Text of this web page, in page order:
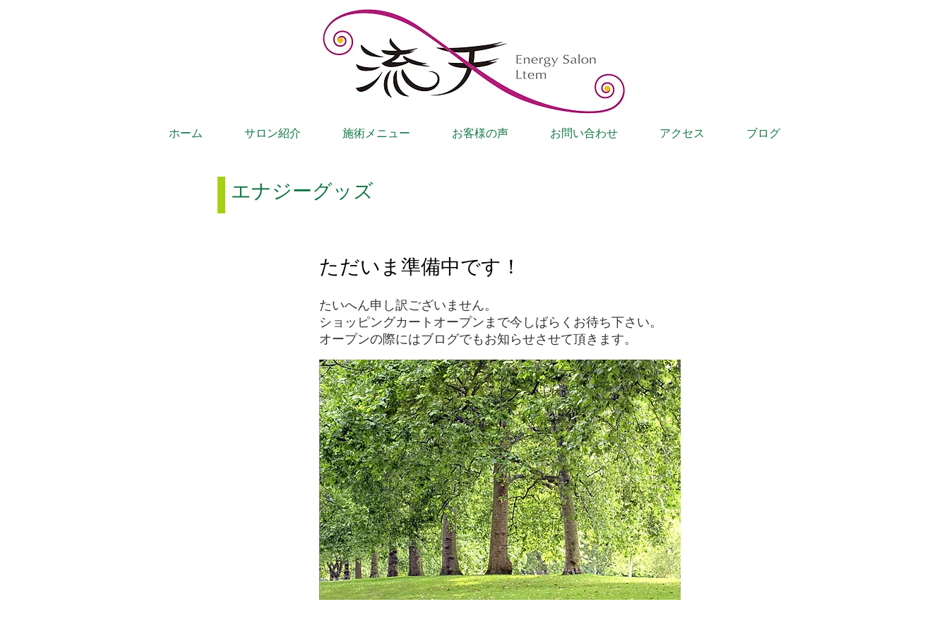
ホーム サロン紹介 施術メニュー お客様の声 お問い合わせ アクセス ブログ
エナジーグッズ
ただいま準備中です！
たいへん申し訳ございません。
ショッピングカートオープンまで​今しばらくお待ち下さい。
​オープンの際にはブログでもお知らせさせて頂きます。